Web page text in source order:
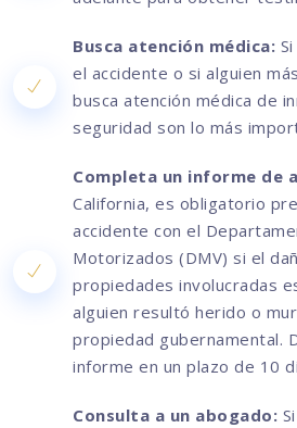
Busca atención médica:
el accidente o si alguien
busca atención médica de
seguridad son lo más
Completa un informe de
California, es obligatorio
accidente con el
Motorizados (DMV) si el
propiedades involucradas
alguien resultó herido o
propiedad gubernamental.
informe en un plazo de 10
Consulta a un abogado: